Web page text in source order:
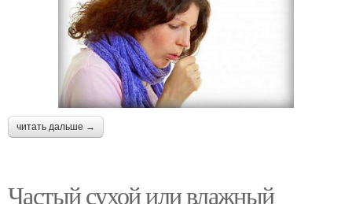
читать дальше →
Частый сухой или влажный